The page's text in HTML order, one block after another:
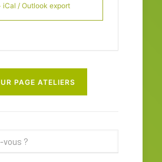
iCal / Outlook export
PAGE ATELIERS